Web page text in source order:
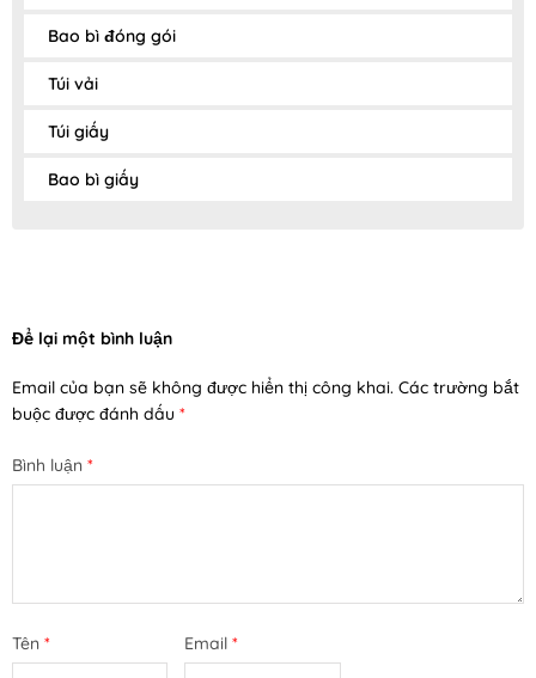
Bao bì đóng gói
Túi vải
Túi giấy
Bao bì giấy
Để lại một bình luận
Email của bạn sẽ không được hiển thị công khai. Các trường bắt
buộc được đánh dấu *
Bình luận *
Tên * Email*